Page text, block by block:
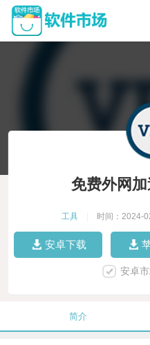
免费外网
工具 时间：2024-
安卓下载
安卓
简介